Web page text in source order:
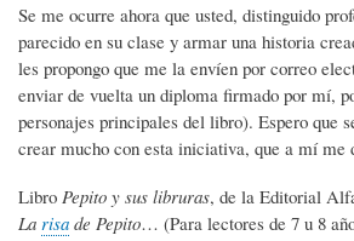
Se me ocurre ahora que usted, distinguido
parecido en su clase y armar una historia
les propongo que me la envíen por correo
enviar de vuelta un diploma firmado por mí,
personajes principales del libro). Espero que
crear mucho con esta iniciativa, que a mí me
Libro Pepito y sus libruras, de la Editorial
La risa de Pepito… (Para lectores de 7 u 8